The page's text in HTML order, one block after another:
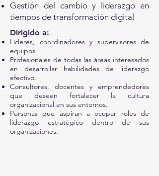
Gestión del cambio y liderazgo en
tiempos de transformación digital
Dirigido a:
Líderes, coordinadores y supervisores de
equipos.
Profesionales de todas las áreas interesados
en desarrollar habilidades de liderazgo
efectivo.
Consultores, docentes y emprendedores
que deseen fortalecer la cultura
organizacional en sus entornos.
Personas que aspiran a ocupar roles de
liderazgo estratégico dentro de sus
organizaciones.